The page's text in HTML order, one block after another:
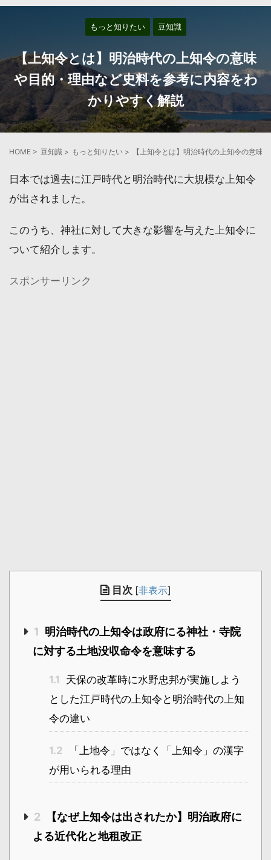
もっと知りたい 豆知識
【上知令とは】明治時代の上知令の意味
や目的・理由など史料を参考に内容をわ
かりやすく解説
HOME > 豆知識 > もっと知りたい > 【上知令とは】明治時代の上知令の意味
日本では過去に江戸時代と明治時代に大規模な上知令
が出されました。
このうち、神社に対して大きな影響を与えた上知令に
ついて紹介します。
スポンサーリンク
目次 [非表示]
1 明治時代の上知令は政府にる神社・寺院
に対する土地没収命令を意味する
1.1
天保の改革時に水野忠邦が実施しよう
とした江戸時代の上知令と明治時代の上知
令の違い
1.2
「上地令」ではなく「上知令」の漢字
が用いられる理由
2
【なぜ上知令は出されたか】明治政府に
よる近代化と地租改正